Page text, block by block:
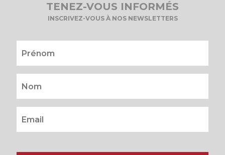
TENEZ-VOUS INFORMÉS
INSCRIVEZ-VOUS À NOS NEWSLETTERS